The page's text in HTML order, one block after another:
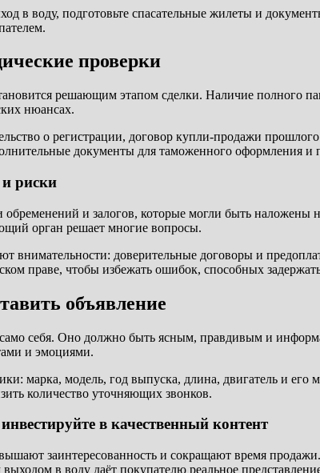
в воду, подготовьте спасательные жилеты и
проверки
решающим этапом сделки. Наличие полного
нюансах.
о регистрации, договор купли-продажи
документы для таможенного оформления и
риски
обременений и залогов, которые могли быть наложены
орган решает многие вопросы.
внимательности: доверительные договоры и
праве, чтобы избежать ошибок, способных
объявление
себя. Оно должно быть ясным, правдивым и
и эмоциями.
марка, модель, год выпуска, длина, двигатель и
количество уточняющих звонков.
в качественный контент
заинтересованность и сокращают время
в воду даёт покупателю реальное